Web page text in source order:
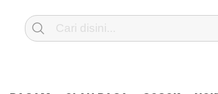
Jayapura
Pesan Sejuk Polri di Deklarasi Pemilu